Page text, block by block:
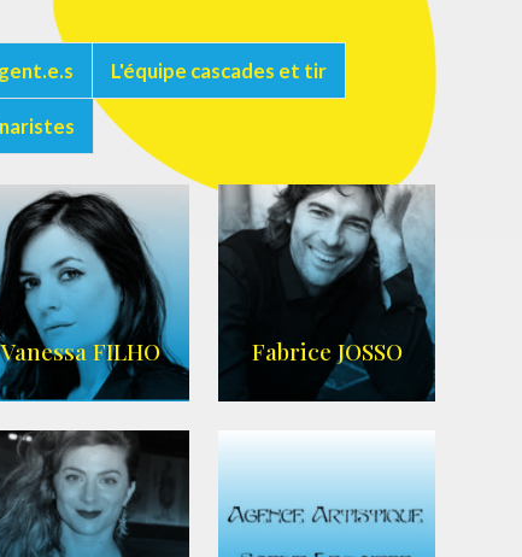
L'équipe cascades et tir
Vanessa FILHO Fabrice JOSSO